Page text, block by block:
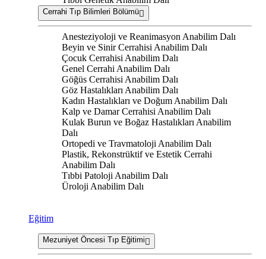
Cerrahi Tıp Bilimleri Bölümü
Anesteziyoloji ve Reanimasyon Anabilim Dalı
Beyin ve Sinir Cerrahisi Anabilim Dalı
Çocuk Cerrahisi Anabilim Dalı
Genel Cerrahi Anabilim Dalı
Göğüs Cerrahisi Anabilim Dalı
Göz Hastalıkları Anabilim Dalı
Kadın Hastalıkları ve Doğum Anabilim Dalı
Kalp ve Damar Cerrahisi Anabilim Dalı
Kulak Burun ve Boğaz Hastalıkları Anabilim
Dalı
Ortopedi ve Travmatoloji Anabilim Dalı
Plastik, Rekonstrüktif ve Estetik Cerrahi
Anabilim Dalı
Tıbbi Patoloji Anabilim Dalı
Üroloji Anabilim Dalı
Eğitim
Mezuniyet Öncesi Tıp Eğitimi